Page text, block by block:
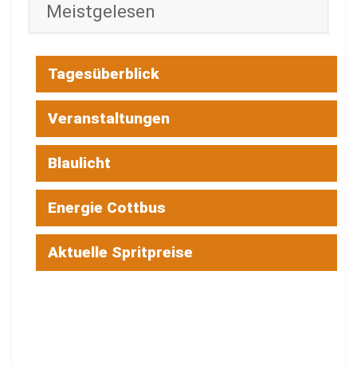
Meistgelesen
Tagesüberblick
Veranstaltungen
Blaulicht
Energie Cottbus
Aktuelle Spritpreise